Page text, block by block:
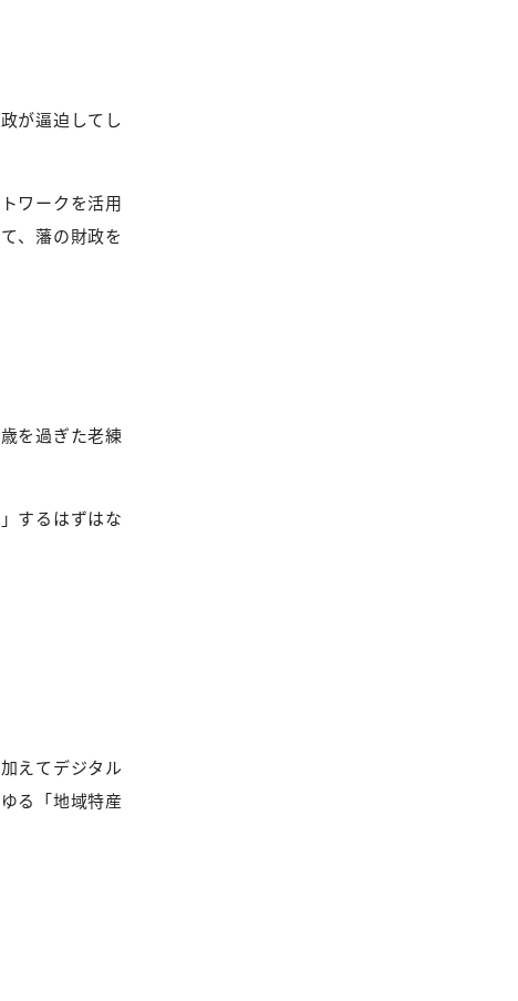
が逼迫してし
ワークを活用
、藩の財政を
を過ぎた老練
するはずはな
えてデジタル
る「地域特産